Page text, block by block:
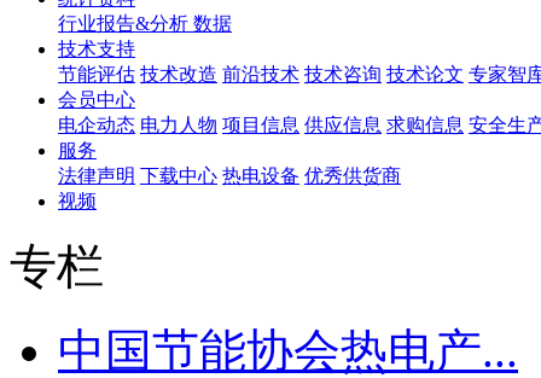
行业报告&分析 数据
技术支持
节能评估 技术改造 前沿技术 技术咨询 技术论文 专家智
会员中心
电企动态 电力人物 项目信息 供应信息 求购信息 安全生
服务
法律声明 下载中心 热电设备 优秀供货商
视频
专栏
中国节能协会热电产...